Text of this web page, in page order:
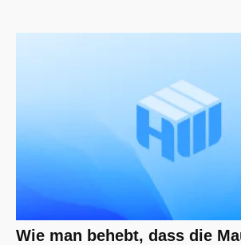
Wie man behebt, dass die